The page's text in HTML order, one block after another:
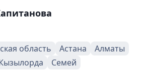
область Астана
Алматы
Семей